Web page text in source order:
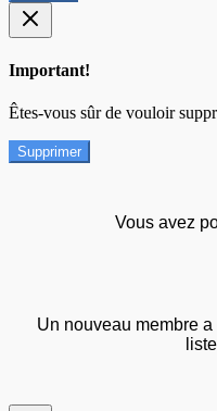
Important!
Êtes-vous sûr de vouloir
Supprimer
Vous avez
Un nouveau membre